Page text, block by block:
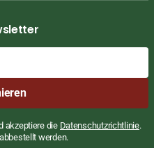
akzeptiere die Datenschutzrichtlinie.
werden.